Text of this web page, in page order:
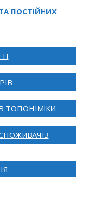
ПОСТІЙНИХ
ТОПОНІМІКИ